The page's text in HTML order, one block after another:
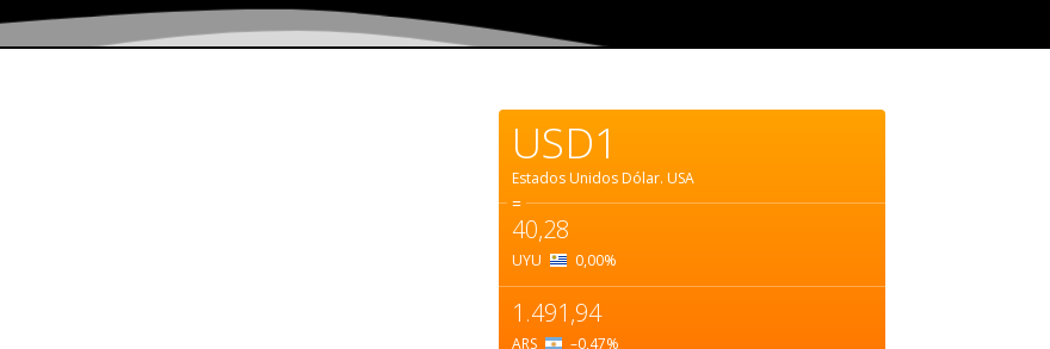
USD1
Estados Unidos Dólar. USA
=
40,28
UYU 0,00%
1.491,94
ARS –0,47%